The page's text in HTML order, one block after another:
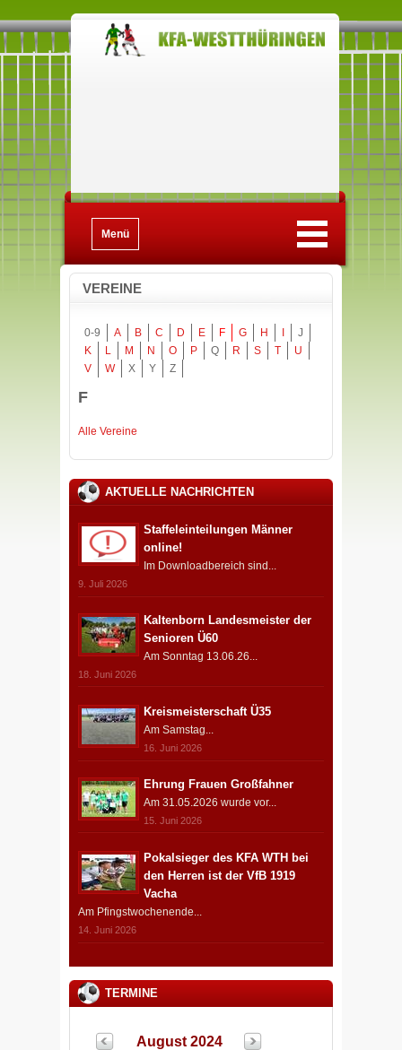
Menü
VEREINE
0-9 A B C D E F G H
J
K
L M N O P Q R S T
U
V
W X Y Z
F
Alle Vereine
AKTUELLE NACHRICHTEN
Staffeleinteilungen Männer
online!
Im Downloadbereich sind...
9. Juli 2026
Kaltenborn Landesmeister der
Senioren Ü60
Am Sonntag 13.06.26...
18. Juni 2026
Kreismeisterschaft Ü35
Am Samstag...
16. Juni 2026
Ehrung Frauen Großfahner
Am 31.05.2026 wurde vor...
15. Juni 2026
Pokalsieger des KFA WTH bei
den Herren ist der VfB 1919
Vacha
Am Pfingstwochenende...
14. Juni 2026
TERMINE
August 2024